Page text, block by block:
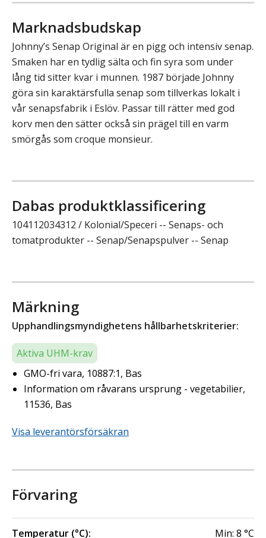
Marknadsbudskap
Johnny’s Senap Original är en pigg och intensiv senap.
Smaken har en tydlig sälta och fin syra som under
lång tid sitter kvar i munnen. 1987 började Johnny
göra sin karaktärsfulla senap som tillverkas lokalt i
vår senapsfabrik i Eslöv. Passar till rätter med god
korv men den sätter också sin prägel till en varm
smörgås som croque monsieur.
Dabas produktklassificering
104112034312 / Kolonial/Speceri -- Senaps- och
tomatprodukter -- Senap/Senapspulver -- Senap
Märkning
Upphandlingsmyndighetens hållbarhetskriterier:
Aktiva UHM-krav
GMO-fri vara, 10887:1, Bas
Information om råvarans ursprung - vegetabilier,
11536, Bas
Visa leverantörsförsäkran
Förvaring
Temperatur (°C): Min: 8 °C